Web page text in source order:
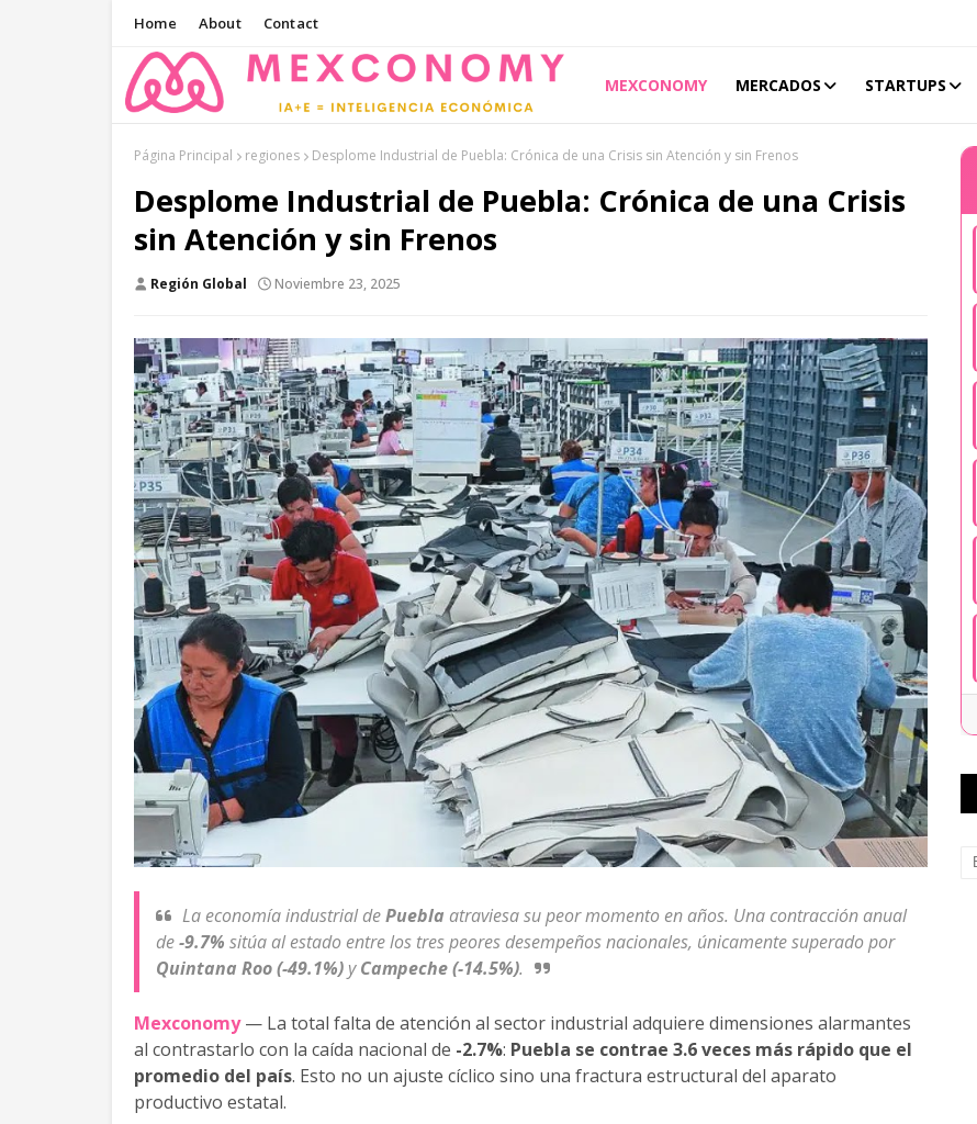
Home About Contact
MEXCONOMY MERCADOS STARTUPS
Página Principal regiones Desplome Industrial de Puebla: Crónica de una Crisis sin Atención y sin Frenos
Desplome Industrial de Puebla: Crónica de una Crisis
sin Atención y sin Frenos
Región Global Noviembre 23, 2025
La economía industrial dePuebla atraviesa su peor momento en años. Una contracción anual
de-9.7% sitúa al estado entre los tres peores desempeños nacionales, únicamente superado por
Quintana Roo (-49.1%) yCampeche (-14.5%).
Mexconomy— La total falta de atención al sector industrial adquiere dimensiones alarmantes
al contrastarlo con la caída nacional de -2.7%: Puebla se contrae 3.6 veces más rápido que el
promedio del país. Esto no un ajuste cíclico sino una fractura estructural del aparato
productivo estatal.